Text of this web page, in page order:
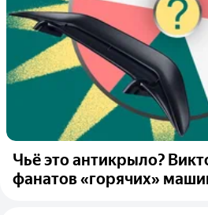
Чьё это антикрыло?
фанатов «горячих»